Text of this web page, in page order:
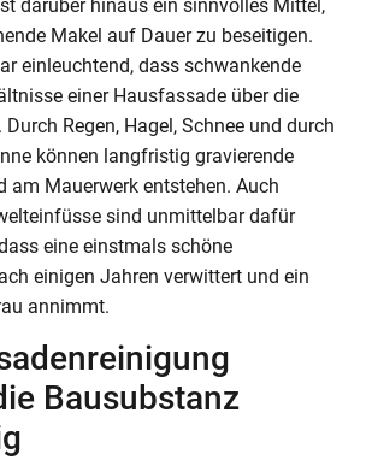
darüber hinaus ein sinnvolles Mittel,
Makel auf Dauer zu beseitigen.
einleuchtend, dass schwankende
einer Hausfassade über die
Regen, Hagel, Schnee und durch
können langfristig gravierende
am Mauerwerk entstehen. Auch
sind unmittelbar dafür
eine einstmals schöne
einigen Jahren verwittert und ein
annimmt.
Bausubstanz